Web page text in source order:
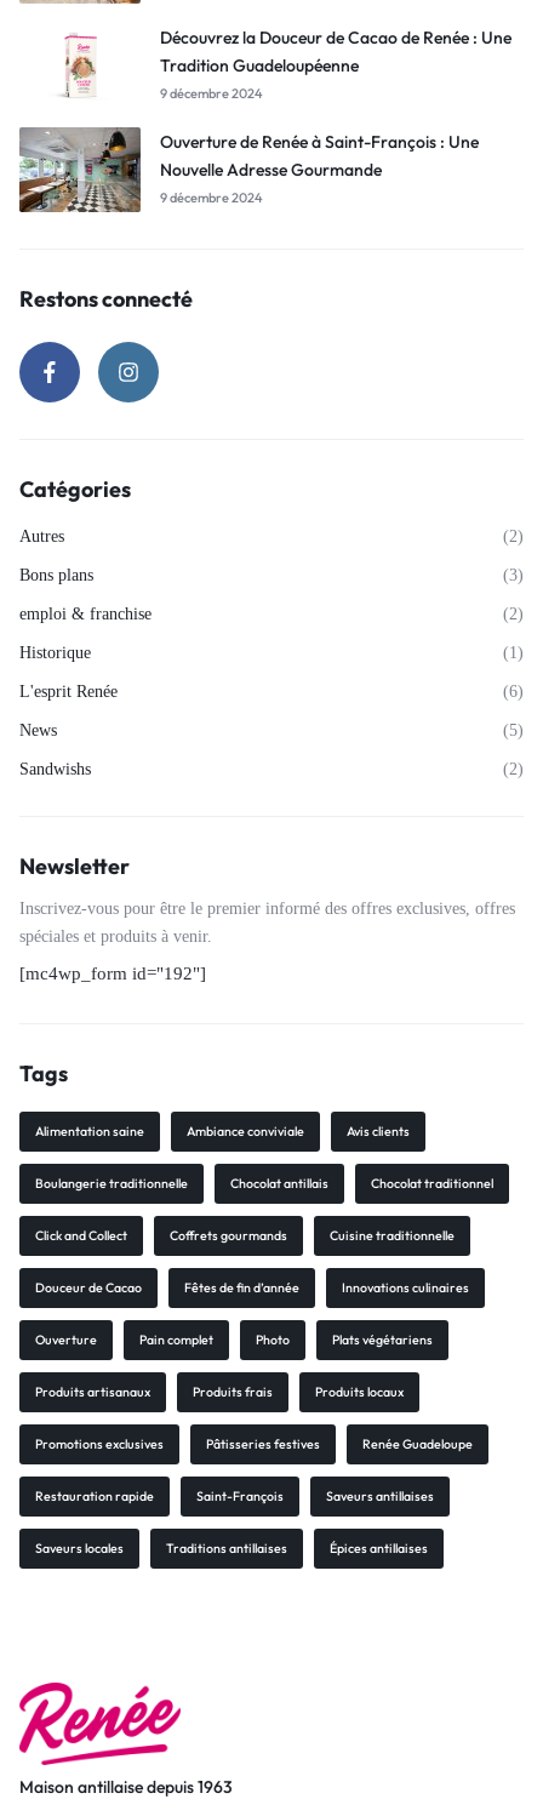
Découvrez la Douceur de Cacao de Renée : Une
Tradition Guadeloupéenne
9 décembre 2024
Ouverture de Renée à Saint-François : Une
Nouvelle Adresse Gourmande
9 décembre 2024
Restons connecté
Catégories
Autres (2)
Bons plans (3)
emploi & franchise (2)
Historique (1)
L'esprit Renée (6)
News (5)
Sandwishs (2)
Newsletter
Inscrivez-vous pour être le premier informé des offres exclusives, offres
spéciales et produits à venir.
[mc4wp_form id="192"]
Tags
Alimentation saine Ambiance conviviale Avis clients
Boulangerie traditionnelle Chocolat antillais Chocolat traditionnel
Click and Collect Coffrets gourmands Cuisine traditionnelle
Douceur de Cacao Fêtes de fin d’année Innovations culinaires
Ouverture Pain complet Photo Plats végétariens
Produits artisanaux Produits frais Produits locaux
Promotions exclusives Pâtisseries festives Renée Guadeloupe
Restauration rapide Saint-François Saveurs antillaises
Saveurs locales Traditions antillaises Épices antillaises
Maison antillaise depuis 1963